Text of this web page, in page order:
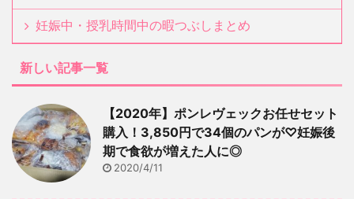
妊娠中・授乳時間中の暇つぶしまとめ
新しい記事一覧
【2020年】ポンレヴェックお任せセット
購入！3,850円で34個のパンが♡妊娠後
期で食欲が増えた人に◎
2020/4/11